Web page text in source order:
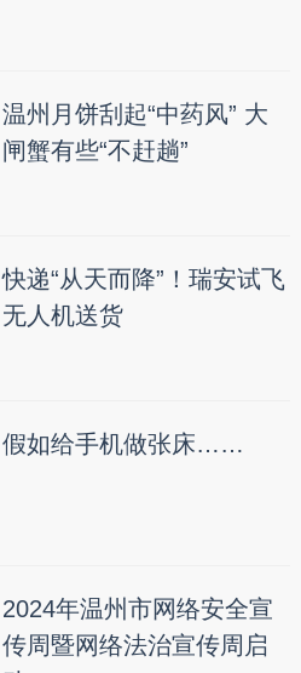
温州月饼刮起“中药风” 大
闸蟹有些“不赶趟”
快递“从天而降”！瑞安试飞
无人机送货
假如给手机做张床……
2024年温州市网络安全宣
传周暨网络法治宣传周启